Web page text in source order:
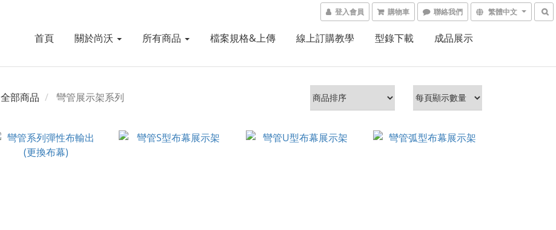
登入會員 購物車 聯絡我們 繁體中文
首頁 關於尚沃 所有商品 檔案規格&上傳 線上訂購教學 型錄下載 成品展示
全部商品 彎管展示架系列